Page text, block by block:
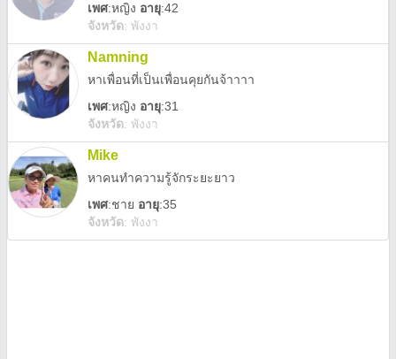
เพศ:หญิง อายุ:42
จังหวัด: พังงา
Namning
หาเพื่อนที่เป็นเพื่อนคุยกันจ้าาาา
เพศ:หญิง อายุ:31
จังหวัด: พังงา
Mike
หาคนทำความรู้จักระยะยาว
เพศ:ชาย อายุ:35
จังหวัด: พังงา